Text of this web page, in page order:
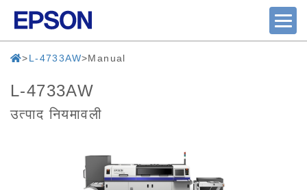
L-4733AW Manual
L-4733AW
उत्पाद नियमावली